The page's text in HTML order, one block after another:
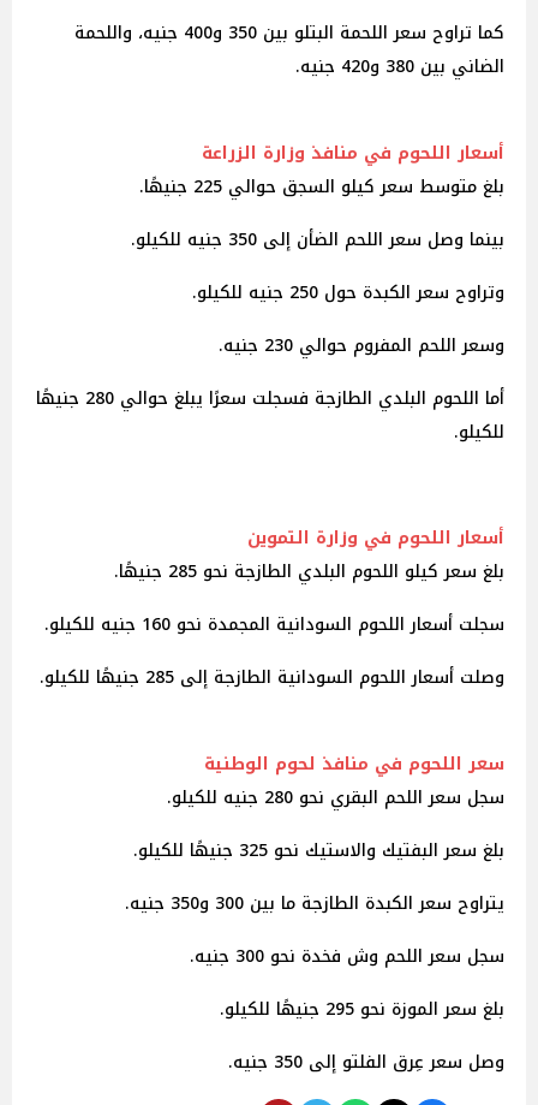
كما تراوح سعر اللحمة البتلو بين 350 و400 جنيه، واللحمة
الضاني بين 380 و420 جنيه.
أسعار اللحوم في منافذ وزارة الزراعة
بلغ متوسط سعر كيلو السجق حوالي 225 جنيهًا.
بينما وصل سعر اللحم الضأن إلى 350 جنيه للكيلو.
وتراوح سعر الكبدة حول 250 جنيه للكيلو.
وسعر اللحم المفروم حوالي 230 جنيه.
أما اللحوم البلدي الطازجة فسجلت سعرًا يبلغ حوالي 280 جنيهًا
للكيلو.
أسعار اللحوم في وزارة التموين
بلغ سعر كيلو اللحوم البلدي الطازجة نحو 285 جنيهًا.
سجلت أسعار اللحوم السودانية المجمدة نحو 160 جنيه للكيلو.
وصلت أسعار اللحوم السودانية الطازجة إلى 285 جنيهًا للكيلو.
سعر اللحوم في منافذ لحوم الوطنية
سجل سعر اللحم البقري نحو 280 جنيه للكيلو.
بلغ سعر البفتيك والاستيك نحو 325 جنيهًا للكيلو.
يتراوح سعر الكبدة الطازجة ما بين 300 و350 جنيه.
سجل سعر اللحم وش فخدة نحو 300 جنيه.
بلغ سعر الموزة نحو 295 جنيهًا للكيلو.
وصل سعر عِرق الفلتو إلى 350 جنيه.